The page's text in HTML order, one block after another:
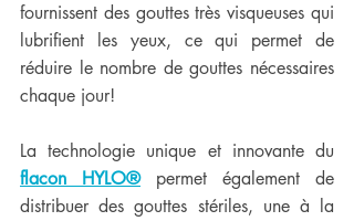
fournissent des gouttes très visqueuses qui
lubrifient les yeux, ce qui permet de
réduire le nombre de gouttes nécessaires
chaque jour!
La technologie unique et innovante du
flacon HYLO® permet également de
distribuer des gouttes stériles, une à la